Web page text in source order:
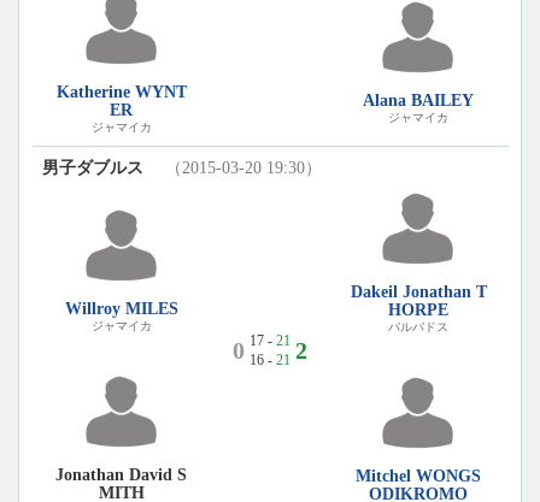
Katherine WYNT
ER
ジャマイカ
Alana BAILEY
ジャマイカ
男子ダブルス （2015-03-20 19:30）
Willroy MILES
ジャマイカ
Jonathan David S
MITH
0 17 - 21
16 - 21 2
Dakeil Jonathan T
HORPE
バルバドス
Mitchel WONGS
ODIKROMO